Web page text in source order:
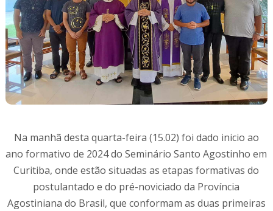
Na manhã desta quarta-feira (15.02) foi dado inicio ao
ano formativo de 2024 do Seminário Santo Agostinho em
Curitiba, onde estão situadas as etapas formativas do
postulantado e do pré-noviciado da Província
Agostiniana do Brasil, que conformam as duas primeiras